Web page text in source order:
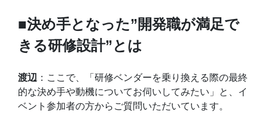
■決め手となった”開発職が満足で
きる研修設計”とは
渡辺 ：ここで、「研修ベンダーを乗り換える際の最終
的な決め手や動機についてお伺いしてみたい」と、イ
ベント参加者の方からご質問いただいています。